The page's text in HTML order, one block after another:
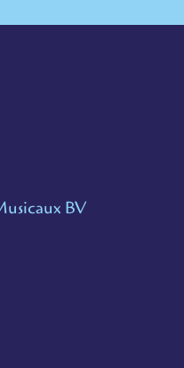
BV